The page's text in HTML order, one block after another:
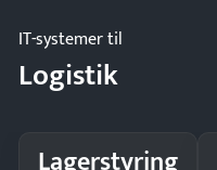
IT-systemer til
Logistik